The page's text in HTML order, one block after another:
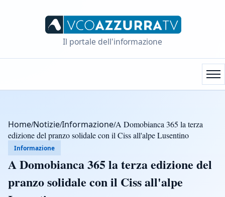
Il portale dell'informazione
Home/Notizie/Informazione/A Domobianca 365 la terza
edizione del pranzo solidale con il Ciss all'alpe Lusentino
Informazione
A Domobianca 365 la terza edizione del
pranzo solidale con il Ciss all'alpe